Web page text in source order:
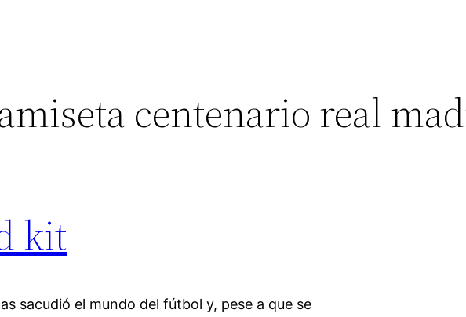
centenario real
kit
sacudió el mundo del fútbol y, pese a que se